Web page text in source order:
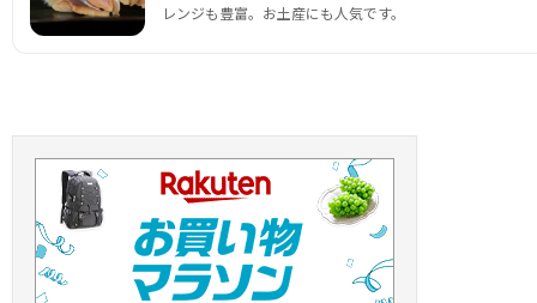
レンジも豊富。お土産にも人気です。